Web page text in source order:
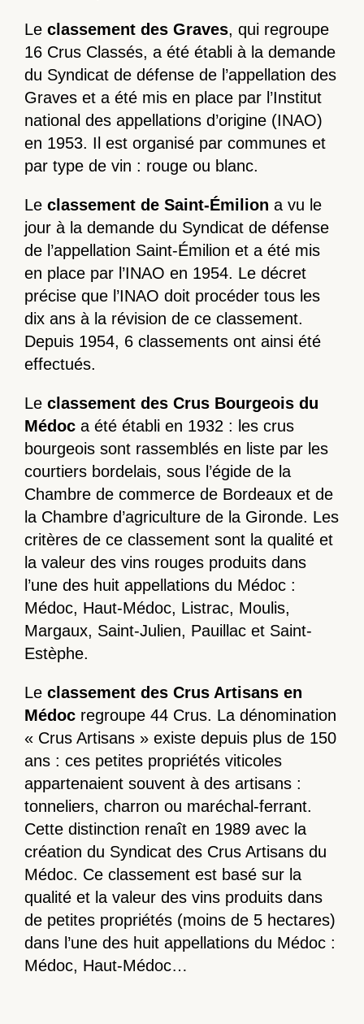
Le classement des Graves, qui regroupe
16 Crus Classés, a été établi à la demande
du Syndicat de défense de l’appellation des
Graves et a été mis en place par l’Institut
national des appellations d’origine (INAO)
en 1953. Il est organisé par communes et
par type de vin : rouge ou blanc.
Le classement de Saint-Émilion a vu le
jour à la demande du Syndicat de défense
de l’appellation Saint-Émilion et a été mis
en place par l’INAO en 1954. Le décret
précise que l’INAO doit procéder tous les
dix ans à la révision de ce classement.
Depuis 1954, 6 classements ont ainsi été
effectués.
Le classement des Crus Bourgeois du
Médoc a été établi en 1932 : les crus
bourgeois sont rassemblés en liste par les
courtiers bordelais, sous l’égide de la
Chambre de commerce de Bordeaux et de
la Chambre d’agriculture de la Gironde. Les
critères de ce classement sont la qualité et
la valeur des vins rouges produits dans
l’une des huit appellations du Médoc :
Médoc, Haut-Médoc, Listrac, Moulis,
Margaux, Saint-Julien, Pauillac et Saint-
Estèphe.
Le classement des Crus Artisans en
Médoc regroupe 44 Crus. La dénomination
« Crus Artisans » existe depuis plus de 150
ans : ces petites propriétés viticoles
appartenaient souvent à des artisans :
tonneliers, charron ou maréchal-ferrant.
Cette distinction renaît en 1989 avec la
création du Syndicat des Crus Artisans du
Médoc. Ce classement est basé sur la
qualité et la valeur des vins produits dans
de petites propriétés (moins de 5 hectares)
dans l’une des huit appellations du Médoc :
Médoc, Haut-Médoc…